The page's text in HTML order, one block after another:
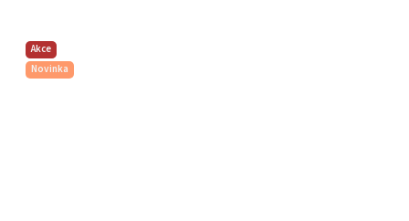
Akce
Novinka